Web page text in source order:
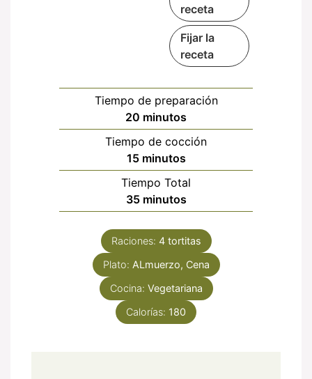
receta
Fijar la
receta
Tiempo de preparación
20 minutos
minutos
Tiempo de cocción
15minutos
minutos
Tiempo Total
35minutos
minutos
Raciones: 4 tortitas
Plato: ALmuerzo, Cena
Cocina: Vegetariana
Calorías: 180